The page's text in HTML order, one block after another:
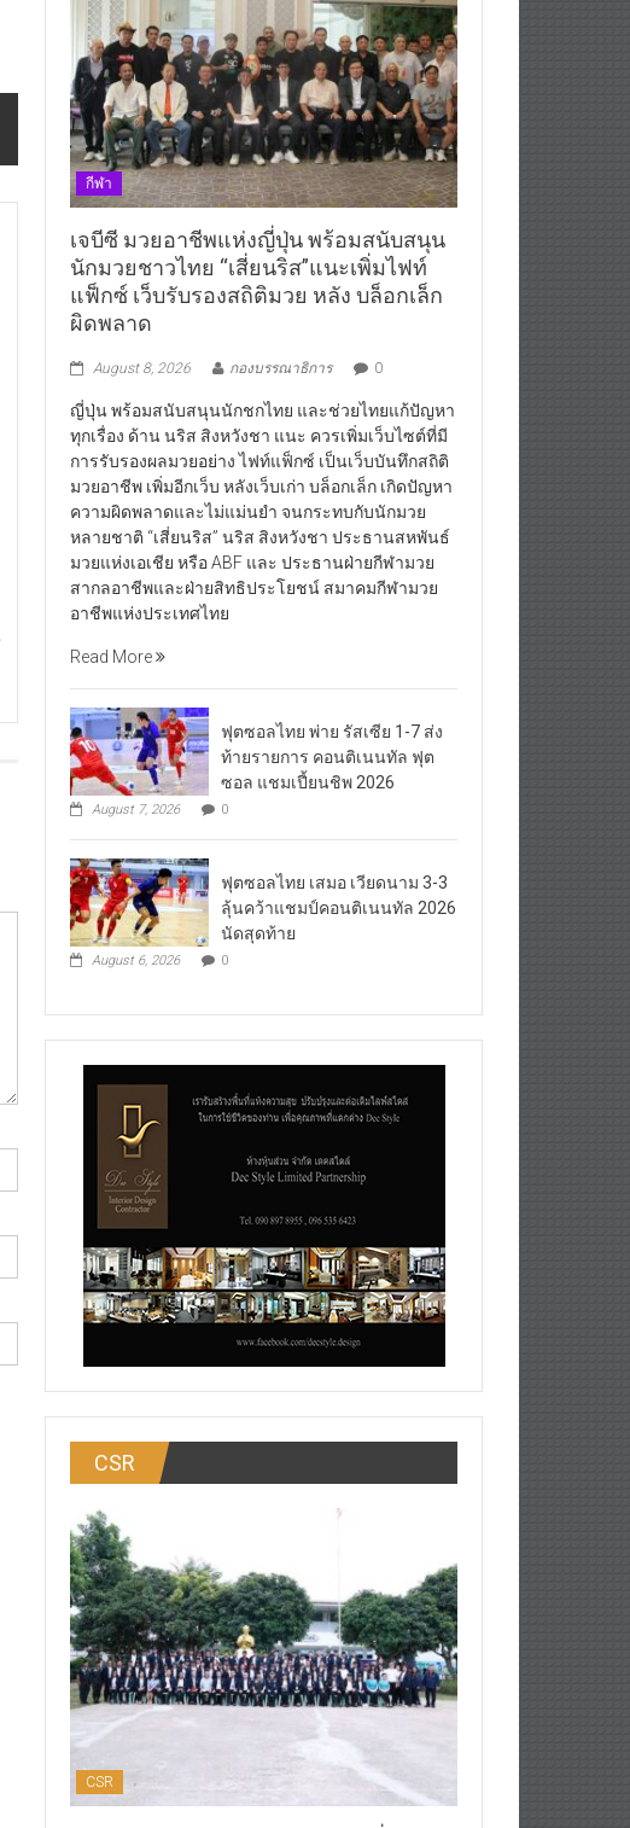
กีฬา
เจบีซี มวยอาชีพแห่งญี่ปุ่น พร้อมสนับสนุน
นักมวยชาวไทย “เสี่ยนริส”แนะเพิ่มไฟท์
แฟ็กซ์ เว็บรับรองสถิติมวย หลัง บล็อกเล็ก
ผิดพลาด
August 8, 2026 กองบรรณาธิการ 0
ญี่ปุ่น พร้อมสนับสนุนนักชกไทย และช่วยไทยแก้ปัญหา
ทุกเรื่อง ด้าน นริส สิงหวังชา แนะ ควรเพิ่มเว็บไซต์ที่มี
การรับรองผลมวยอย่าง ไฟท์แฟ็กซ์ เป็นเว็บบันทึกสถิติ
มวยอาชีพ เพิ่มอีกเว็บ หลังเว็บเก่า บล็อกเล็ก เกิดปัญหา
ความผิดพลาดและไม่แม่นยำ จนกระทบกับนักมวย
หลายชาติ “เสี่ยนริส” นริส สิงหวังชา ประธานสหพันธ์
มวยแห่งเอเชีย หรือ ABF และ ประธานฝ่ายกีฬามวย
สากลอาชีพและฝ่ายสิทธิประโยชน์ สมาคมกีฬามวย
อาชีพแห่งประเทศไทย
Read More
ฟุตซอลไทย พ่าย รัสเซีย 1-7 ส่ง
ท้ายรายการ คอนติเนนทัล ฟุต
ซอล แชมเปี้ยนชิพ 2026
August 7, 2026 0
ฟุตซอลไทย เสมอ เวียดนาม 3-3
ลุ้นคว้าแชมป์คอนติเนนทัล 2026
นัดสุดท้าย
August 6, 2026 0
CSR
CSR